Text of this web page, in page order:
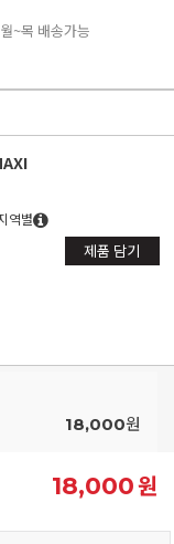
~목 배송가능
역별
제품 담기
18,000원
18,000원